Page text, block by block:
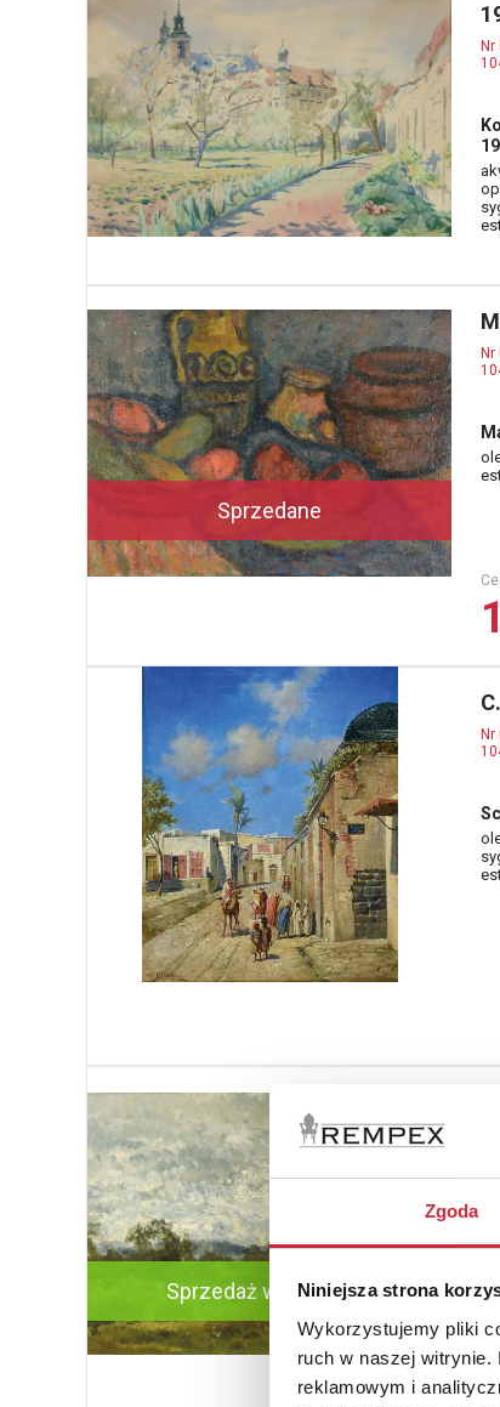
Zgoda
Niniejsza strona
Wykorzystujemy pliki
ruch w naszej witrynie.
reklamowym i
Sprzedane
Sprzedaż warunkowa